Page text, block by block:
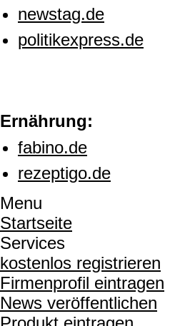
newstag.de
politikexpress.de
Ernährung:
fabino.de
rezeptigo.de
Menu
Startseite
Services
kostenlos registrieren
Firmenprofil eintragen
News veröffentlichen